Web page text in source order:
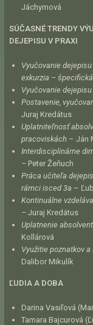
Jáchymová
SÚČASNÉ TRENDY
DEJEPISU V PRAXI
Vyučovanie
exkurzia –
Vyučovanie
Postavenie,
Juraj Kredátus
Uplatniteľnosť
pracoviskách – Ján
Interdisciplinárne
– Peter Žeňuch
Práca učiteľa
rámci isced 3a –
Kontinuálne
– Juraj Kredátus
Uplatnenie
Kollárová
Využitie poznatkov
Dalibor Mikulík
ĽUDIA A DOBA
Darina Vasiľová
Tamara Bajcurová